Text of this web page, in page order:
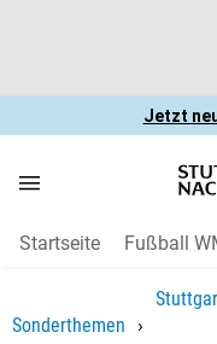
Jetzt
Startseite Fußball
Sonderthemen ›